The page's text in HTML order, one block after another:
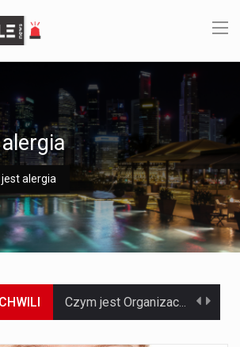
jest alergia
Czym jest Organizacja Traktatu Północnoatlantyckiego? Organizacja Traktatu Północnoatlantyckiego, powszechnie znana jako NATO, to międzynarodowy sojusz polityczno-wojskowy, który powstał 4 kwietnia 1949 roku. Został założony przez…